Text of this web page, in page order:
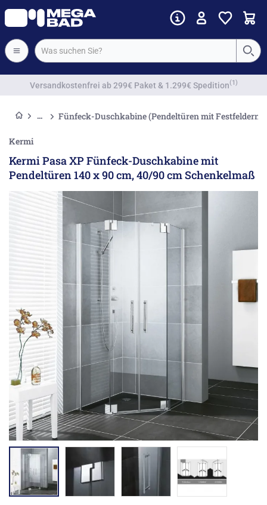
Vorkassenrabatt
Fünfeck-Duschkabine (Pendeltüren mit
Kermi
Kermi Pasa XP Fünfeck-Duschkabine mit
Pendeltüren 140 x 90 cm, 40/90 cm Schenkelmaß